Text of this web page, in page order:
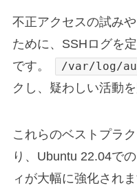
不正アクセスの試み
ために、SSHログを
です。
/var/log/
クし、疑わしい活動を
これらのベストプラ
り、Ubuntu 22.04で
ィが大幅に強化され